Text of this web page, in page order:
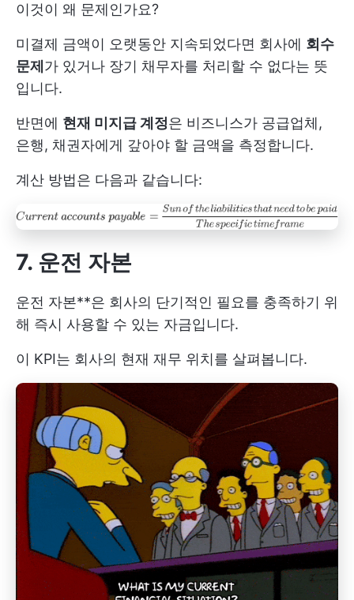
이것이 왜 문제인가요?
미결제 금액이 오랫동안 지속되었다면 회사에 회수
문제 가 있거나 장기 채무자를 처리할 수 없다는 뜻
입니다.
반면에 현재 미지급 계정은 비즈니스가 공급업체,
은행, 채권자에게 갚아야 할 금액을 측정합니다.
계산 방법은 다음과 같습니다:
7. 운전 자본
운전 자본**은 회사의 단기적인 필요를 충족하기 위
해 즉시 사용할 수 있는 자금입니다.
이 KPI는 회사의 현재 재무 위치를 살펴봅니다.